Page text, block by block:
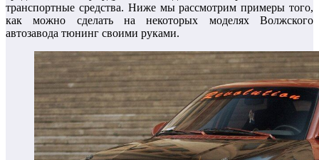
транспортные средства. Ниже мы рассмотрим примеры того,
как можно сделать на некоторых моделях Волжского
автозавода тюнинг своими руками.